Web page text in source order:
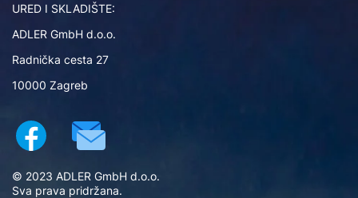
URED I SKLADIŠTE:
ADLER GmbH d.o.o.
Radnička cesta 27
10000 Zagreb
© 2023 ADLER GmbH d.o.o.
Sva prava pridržana.